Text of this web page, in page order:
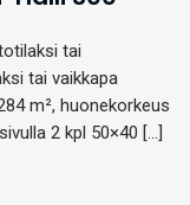
tai
tai vaikkapa
m², huonekorkeus
2 kpl 50×40 […]